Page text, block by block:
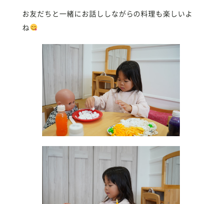
お友だちと一緒にお話ししながらの料理も楽しいよ
ね